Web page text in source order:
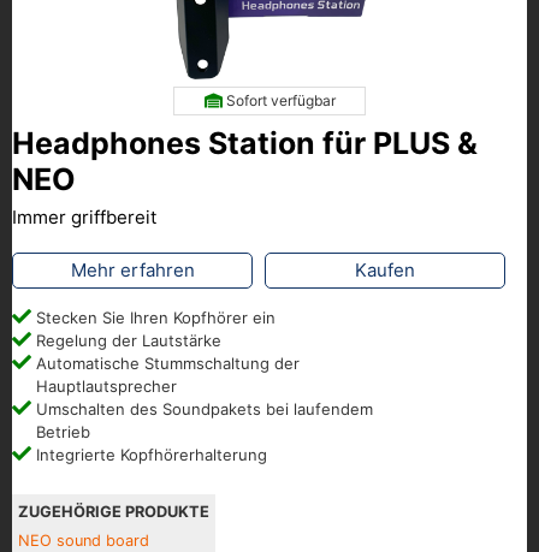
Sofort verfügbar
Headphones Station für PLUS &
NEO
Immer griffbereit
Mehr erfahren Kaufen
Stecken Sie Ihren Kopfhörer ein
Regelung der Lautstärke
Automatische Stummschaltung der
Hauptlautsprecher
Umschalten des Soundpakets bei laufendem
Betrieb
Integrierte Kopfhörerhalterung
ZUGEHÖRIGE PRODUKTE
NEO sound board